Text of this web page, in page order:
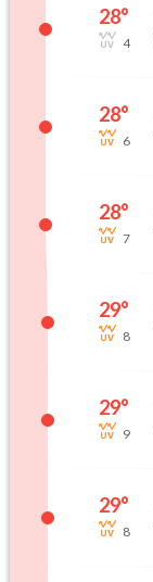
28°
4
28°
6
28°
7
29°
8
29°
9
29°
8